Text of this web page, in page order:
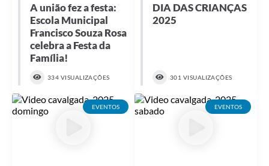
A união fez a festa:
Escola Municipal
Francisco Souza Rosa
celebra a Festa da
Família!
334 VISUALIZAÇÕES
DIA DAS CRIANÇAS
2025
301 VISUALIZAÇÕES
EVENTOS EVENTOS